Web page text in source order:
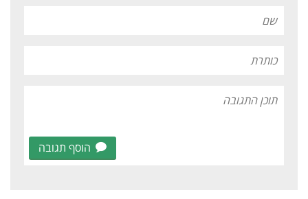
הוסף תגובה